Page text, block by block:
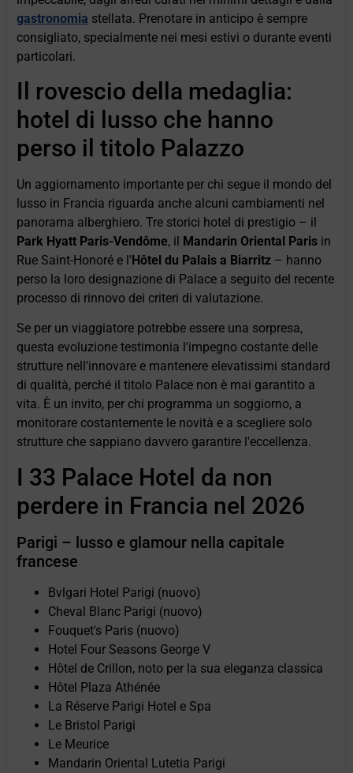
gastronomia stellata. Prenotare in anticipo è sempre
consigliato, specialmente nei mesi estivi o durante eventi
particolari.
Il rovescio della medaglia:
hotel di lusso che hanno
perso il titolo Palazzo
Un aggiornamento importante per chi segue il mondo del
lusso in Francia riguarda anche alcuni cambiamenti nel
panorama alberghiero. Tre storici hotel di prestigio – il
Park Hyatt Paris-Vendôme, il Mandarin Oriental Paris in
Rue Saint-Honoré e l'Hôtel du Palais a Biarritz – hanno
perso la loro designazione di Palace a seguito del recente
processo di rinnovo dei criteri di valutazione.
Se per un viaggiatore potrebbe essere una sorpresa,
questa evoluzione testimonia l'impegno costante delle
strutture nell'innovare e mantenere elevatissimi standard
di qualità, perché il titolo Palace non è mai garantito a
vita. È un invito, per chi programma un soggiorno, a
monitorare costantemente le novità e a scegliere solo
strutture che sappiano davvero garantire l'eccellenza.
I 33 Palace Hotel da non
perdere in Francia nel 2026
Parigi – lusso e glamour nella capitale
francese
Bvlgari Hotel Parigi (nuovo)
Cheval Blanc Parigi (nuovo)
Fouquet's Paris (nuovo)
Hotel Four Seasons George V
Hôtel de Crillon, noto per la sua eleganza classica
Hôtel Plaza Athénée
La Réserve Parigi Hotel e Spa
Le Bristol Parigi
Le Meurice
Mandarin Oriental Lutetia Parigi